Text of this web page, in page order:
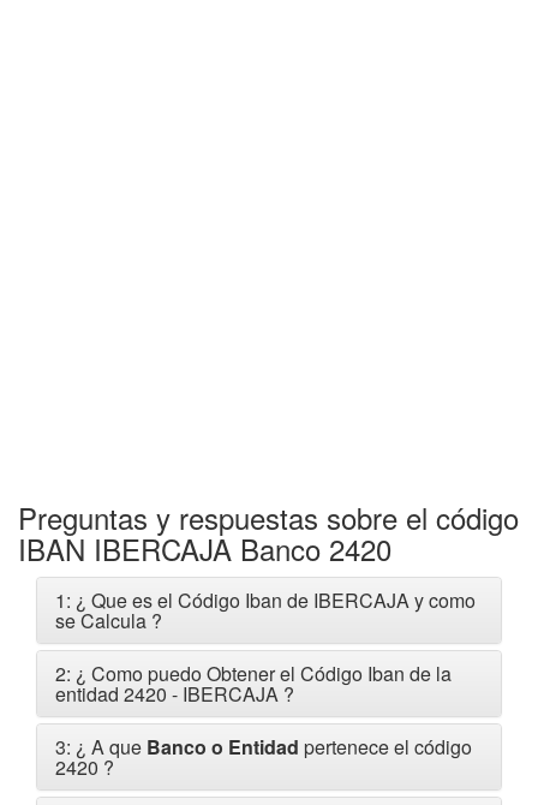
Preguntas y respuestas sobre el código
IBAN IBERCAJA Banco 2420
1: ¿ Que es el Código Iban de IBERCAJA y como
se Calcula ?
2: ¿ Como puedo Obtener el Código Iban de la
entidad 2420 - IBERCAJA ?
3: ¿ A que Banco o Entidad pertenece el código
2420 ?